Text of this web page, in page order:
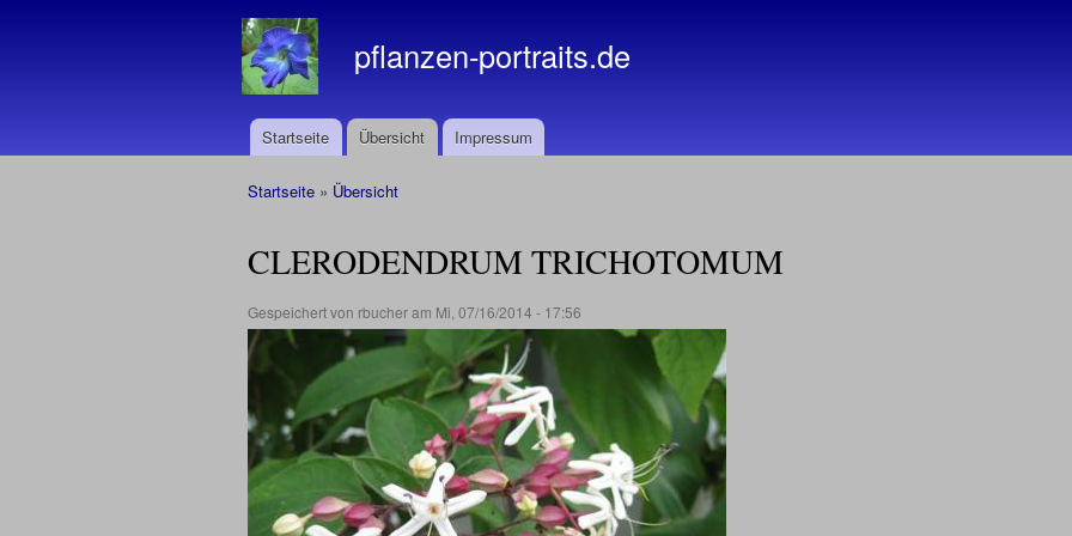
pflanzen-portraits.de
Hauptmenü
Startseite Übersicht Impressum
Startseite » Übersicht
CLERODENDRUM TRICHOTOMUM
Gespeichert von rbucheram Mi, 07/16/2014 - 17:56